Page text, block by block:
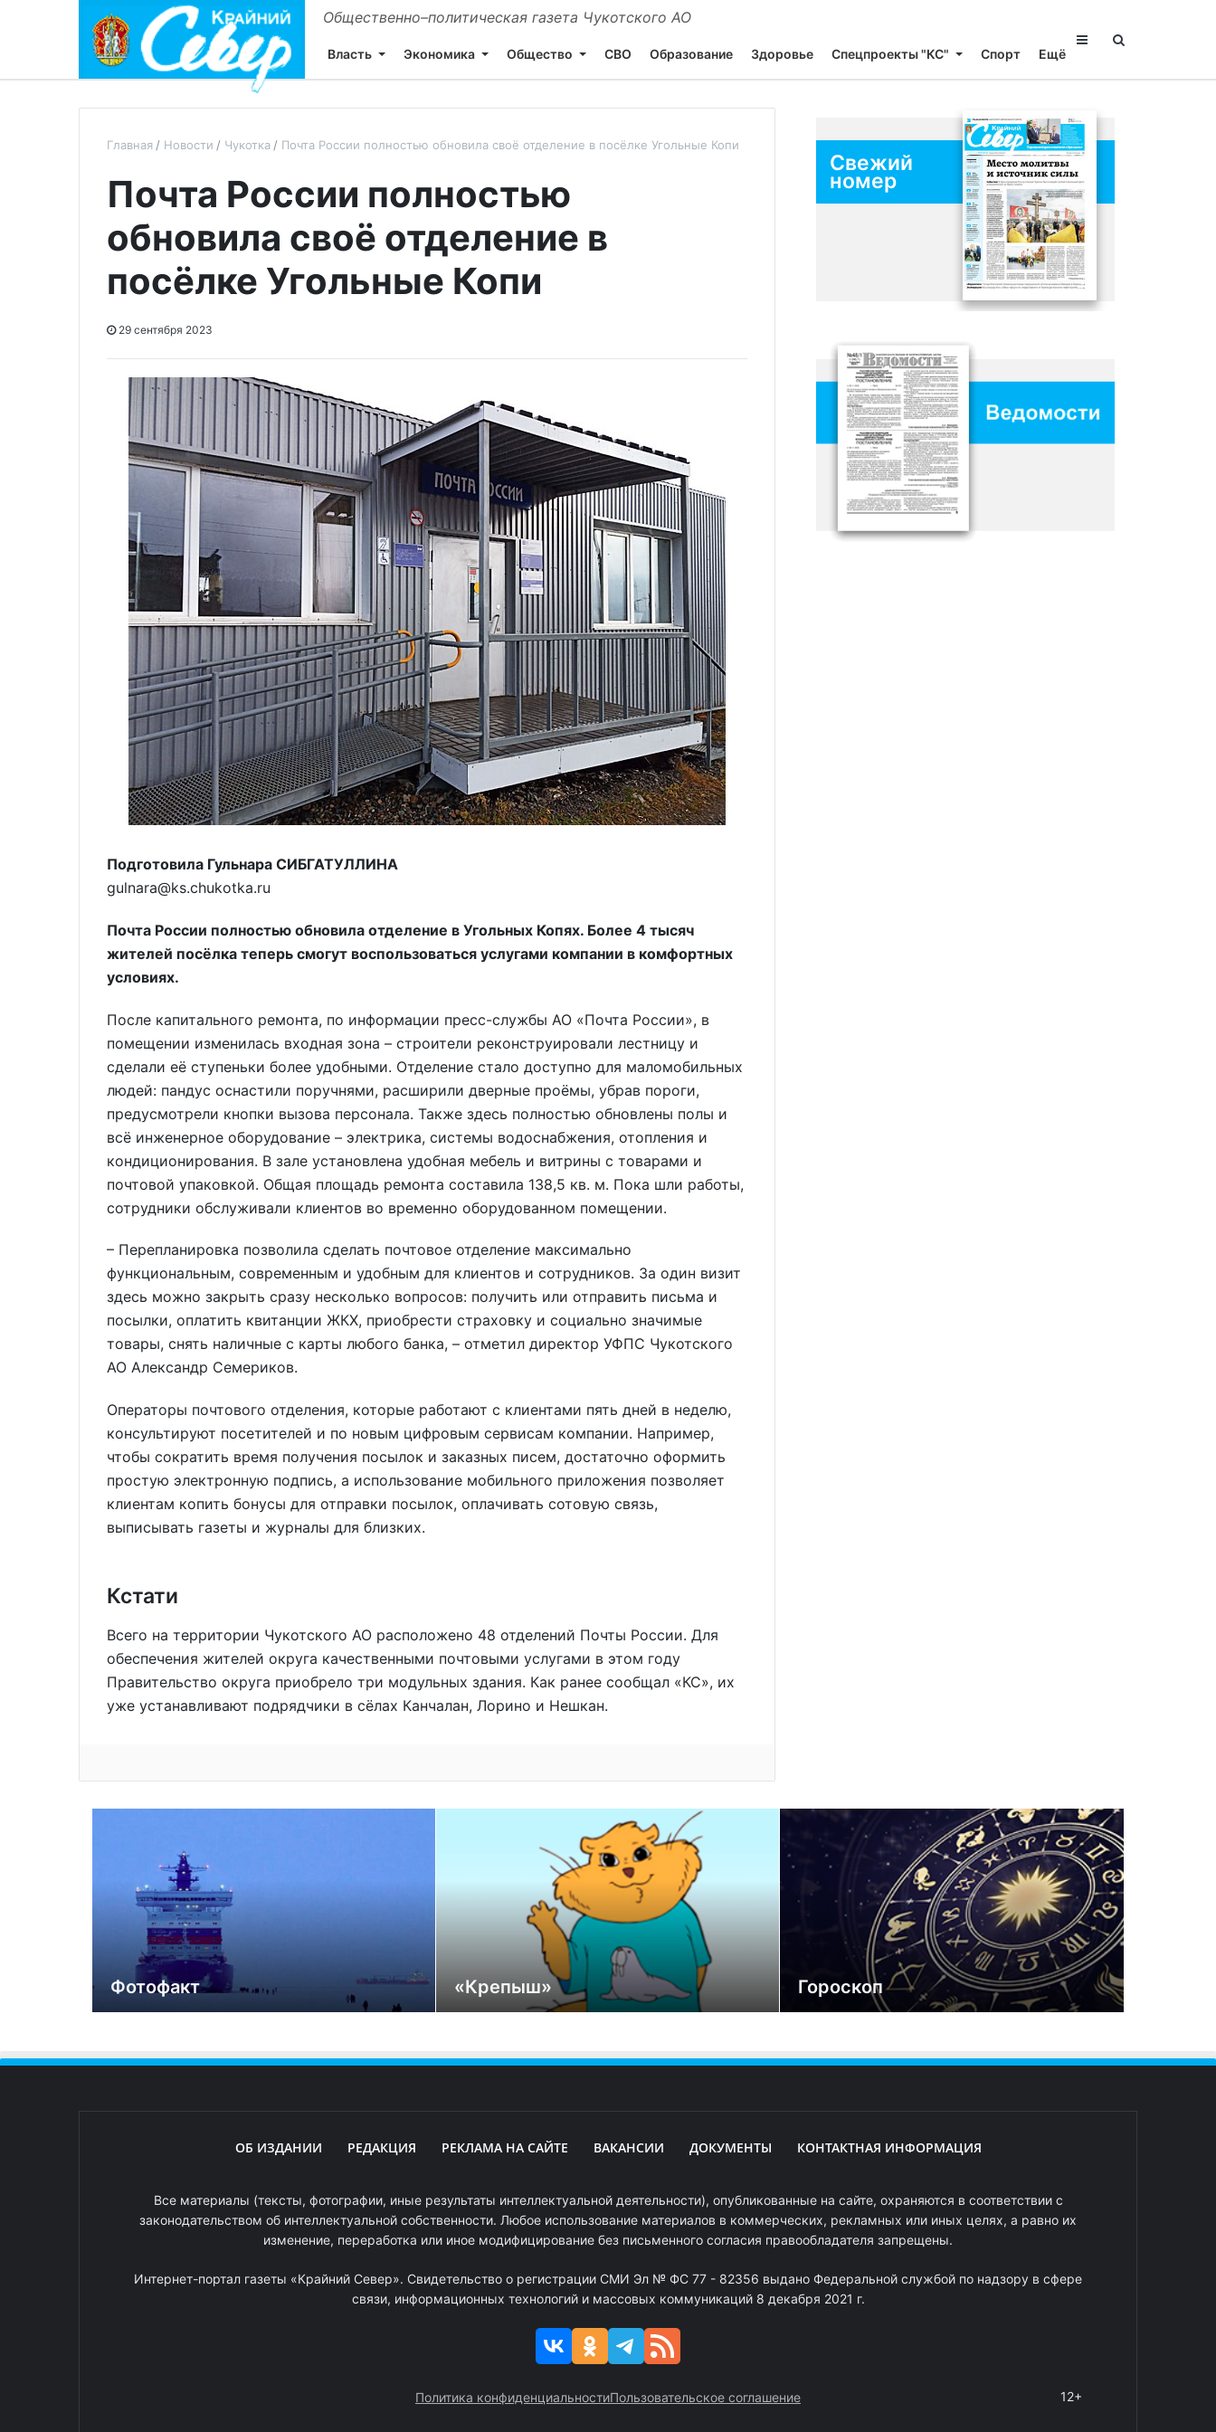
Общественно–политическая газета Чукотского АО
Власть Экономика Общество СВО Образование Здоровье Спецпроекты "КС" Спорт Ещё
Главная Новости Чукотка Почта России полностью обновила своё отделение в посёлке Угольные Копи
Почта России полностью
обновила своё отделение в
посёлке Угольные Копи
29 сентября 2023
Подготовила Гульнара СИБГАТУЛЛИНА
gulnara@ks.chukotka.ru
Почта России полностью обновила отделение в Угольных Копях. Более 4 тысяч
жителей посёлка теперь смогут воспользоваться услугами компании в комфортных
условиях.
После капитального ремонта, по информации пресс-службы АО «Почта России», в
помещении изменилась входная зона – строители реконструировали лестницу и
сделали её ступеньки более удобными. Отделение стало доступно для маломобильных
людей: пандус оснастили поручнями, расширили дверные проёмы, убрав пороги,
предусмотрели кнопки вызова персонала. Также здесь полностью обновлены полы и
всё инженерное оборудование – электрика, системы водоснабжения, отопления и
кондиционирования. В зале установлена удобная мебель и витрины с товарами и
почтовой упаковкой. Общая площадь ремонта составила 138,5 кв. м. Пока шли работы,
сотрудники обслуживали клиентов во временно оборудованном помещении.
– Перепланировка позволила сделать почтовое отделение максимально
функциональным, современным и удобным для клиентов и сотрудников. За один визит
здесь можно закрыть сразу несколько вопросов: получить или отправить письма и
посылки, оплатить квитанции ЖКХ, приобрести страховку и социально значимые
товары, снять наличные с карты любого банка, – отметил директор УФПС Чукотского
АО Александр Семериков.
Операторы почтового отделения, которые работают с клиентами пять дней в неделю,
консультируют посетителей и по новым цифровым сервисам компании. Например,
чтобы сократить время получения посылок и заказных писем, достаточно оформить
простую электронную подпись, а использование мобильного приложения позволяет
клиентам копить бонусы для отправки посылок, оплачивать сотовую связь,
выписывать газеты и журналы для близких.
Кстати
Всего на территории Чукотского АО расположено 48 отделений Почты России. Для
обеспечения жителей округа качественными почтовыми услугами в этом году
Правительство округа приобрело три модульных здания. Как ранее сообщал «КС», их
уже устанавливают подрядчики в сёлах Канчалан, Лорино и Нешкан.
Свежий
номер
Фотофакт «Крепыш» Гороскоп
ОБ ИЗДАНИИ РЕДАКЦИЯ РЕКЛАМА НА САЙТЕ ВАКАНСИИ ДОКУМЕНТЫ КОНТАКТНАЯ ИНФОРМАЦИЯ
Все материалы (тексты, фотографии, иные результаты интеллектуальной деятельности), опубликованные на сайте, охраняются в соответствии с
законодательством об интеллектуальной собственности. Любое использование материалов в коммерческих, рекламных или иных целях, а равно их
изменение, переработка или иное модифицирование без письменного согласия правообладателя запрещены.
Интернет-портал газеты «Крайний Север». Свидетельство о регистрации СМИ Эл № ФС 77 - 82356 выдано Федеральной службой по надзору в сфере
связи, информационных технологий и массовых коммуникаций 8 декабря 2021 г.
Политика конфиденциальностиПользовательское соглашение 12+